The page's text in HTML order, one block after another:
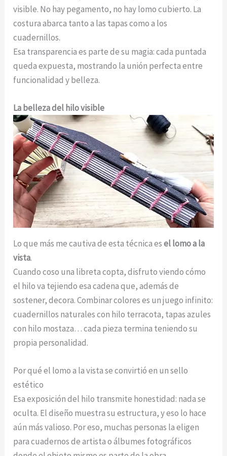
visible. No hay pegamento, no hay lomo cubierto. La
costura abarca tanto a las tapas como a los
cuadernillos.
Esa transparencia es parte de su magia: cada puntada
queda expuesta, mostrando la unión perfecta entre
funcionalidad y belleza.
La belleza del hilo visible
Lo que más me cautiva de esta técnica esel lomo a la
vista.
Cuando coso una libreta copta, disfruto viendo cómo
el hilo va tejiendo esa cadena que, además de
sostener, decora. Combinar colores es un juego infinito:
cuadernillos naturales con hilo terracota, tapas azules
con hilo mostaza… cada pieza termina teniendo su
propia personalidad.
Por qué el lomo a la vista se convirtió en un sello
estético
Esa exposición del hilo transmite honestidad: nada se
oculta. El diseño muestra su estructura, y eso lo hace
aún más valioso. Por eso, muchas personas la eligen
para cuadernos de artista o álbumes fotográficos